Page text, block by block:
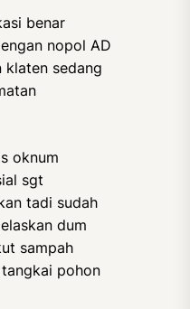
benar
nopol AD
klaten sedang
oknum
sgt
tadi sudah
dum
sampah
pohon